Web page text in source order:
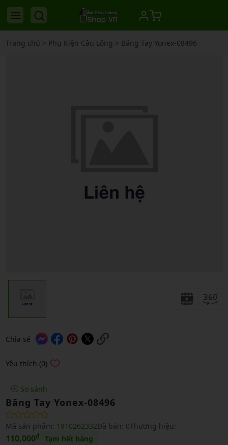
Trang chủ > Phụ Kiện Cầu Lông > Băng Tay Yonex-08496
Chia sẻ
Yêu thích (0)
So sánh
Băng Tay Yonex-08496
Mã sản phẩm: 1910262332Đã bán: 0Thương hiệu:
110,000₫ Tạm hết hàng